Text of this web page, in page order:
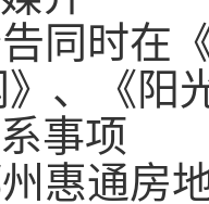
同时在
、《阳
事项
惠通房